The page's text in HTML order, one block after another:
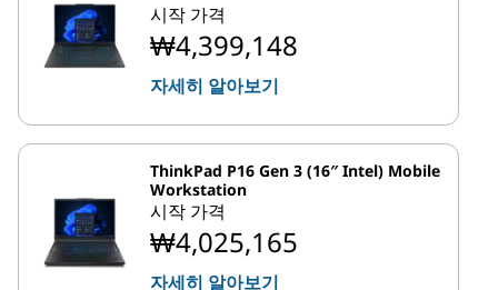
시작 가격
₩4,399,148
자세히 알아보기
ThinkPad P16 Gen 3 (16″ Intel) Mobile
Workstation
시작 가격
₩4,025,165
자세히 알아보기